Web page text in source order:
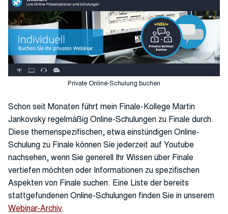
Private Online-Schulung buchen
Schon seit Monaten führt mein Finale-Kollege Martin
Jankovsky regelmäßig Online-Schulungen zu Finale durch.
Diese themenspezifischen, etwa einstündigen Online-
Schulung zu Finale können Sie jederzeit auf Youtube
nachsehen, wenn Sie generell Ihr Wissen über Finale
vertiefen möchten oder Informationen zu spezifischen
Aspekten von Finale suchen. Eine Liste der bereits
stattgefundenen Online-Schulungen finden Sie in unserem
Webinar-Archiv.